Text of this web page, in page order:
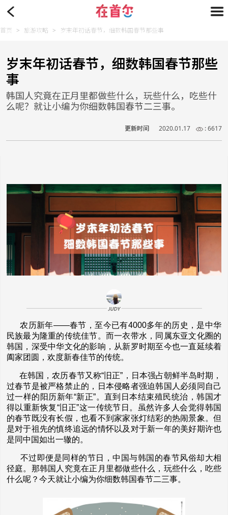
首页 > 旅游攻略 > 岁末年初话春节，细数韩国春节那些事
岁末年初话春节，细数韩国春节那些
事
韩国人究竟在正月里都做些什么，玩些什么，吃些什
么呢？就让小编为你细数韩国春节二三事。
更新时间 2020.01.17 : 6617
农历新年——春节，至今已有4000多年的历史，是中华
民族最为隆重的传统佳节。而一衣带水，同属东亚文化圈的
韩国，深受中华文化的影响，从新罗时期至今也一直延续着
阖家团圆，欢度新春佳节的传统。
在韩国，农历春节又称“旧正”，日本强占朝鲜半岛时期，
过春节是被严格禁止的，日本侵略者强迫韩国人必须同自己
过一样的阳历新年“新正”。直到日本结束殖民统治，韩国才
得以重新恢复“旧正”这一传统节日。
虽然许多人会觉得韩国
的春节既没有长假，也看不到家家张灯结彩的热闹景象。但
是对于祖先的慎终追远的情怀以及对于新一年的美好期许也
是同中国如出一辙的。
不过即便是同样的节日，中国与韩国的春节风俗却大相
径庭。那韩国人究竟在正月里都做些什么，玩些什么，吃些
什么呢？今天就让小编为你细数韩国春节二三事。